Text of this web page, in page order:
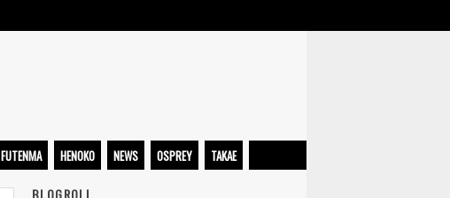
FUTENMA HENOKO NEWS OSPREY TAKAE
BLOGROLL